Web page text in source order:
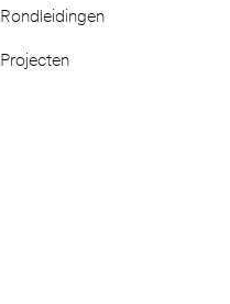
Rondleidingen
Projecten